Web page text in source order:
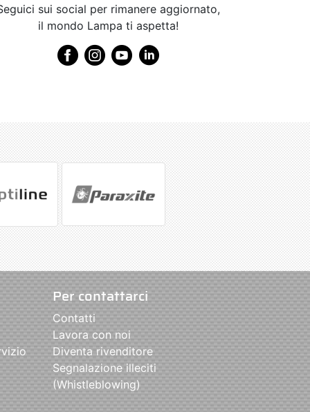
sui social per rimanere aggiornato,
il mondo Lampa ti aspetta!
Per contattarci
Contatti
Lavora con noi
Diventa rivenditore
Segnalazione illeciti
(Whistleblowing)